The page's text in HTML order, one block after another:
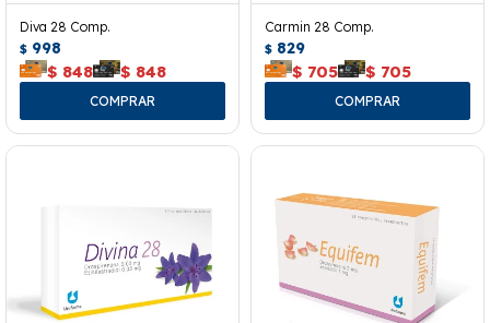
Diva 28 Comp.
$ 998
$ 848 $ 848
Carmin 28 Comp.
$ 829
$ 705 $ 705